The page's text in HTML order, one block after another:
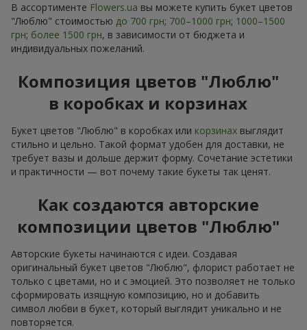
В ассортименте Flowers.ua вы можете купить букет цветов
"Люблю" стоимостью до 700 грн; 700–1000 грн; 1000–1500
грн; более 1500 грн, в зависимости от бюджета и
индивидуальных пожеланий.
Композиция цветов "Люблю"
в коробках и корзинах
Букет цветов "Люблю" в коробках или корзинах выглядит
стильно и цельно. Такой формат удобен для доставки, не
требует вазы и дольше держит форму. Сочетание эстетики
и практичности — вот почему такие букеты так ценят.
Как создаются авторские
композиции цветов "Люблю"
Авторские букеты начинаются с идеи. Создавая
оригинальный букет цветов "Люблю", флорист работает не
только с цветами, но и с эмоцией. Это позволяет не только
сформировать изящную композицию, но и добавить
символ любви в букет, который выглядит уникально и не
повторяется.